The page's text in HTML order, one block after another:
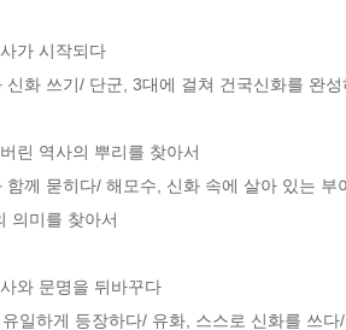
가 시작되다
신화 쓰기/ 단군, 3대에 걸쳐 건국신화를 완
린 역사의 뿌리를 찾아서
함께 묻히다/ 해모수, 신화 속에 살아 있는
의미를 찾아서
와 문명을 뒤바꾸다
일하게 등장하다/ 유화, 스스로 신화를 쓰